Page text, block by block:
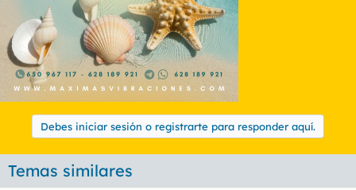
Debes iniciar sesión o registrarte para responder aquí.
Temas similares